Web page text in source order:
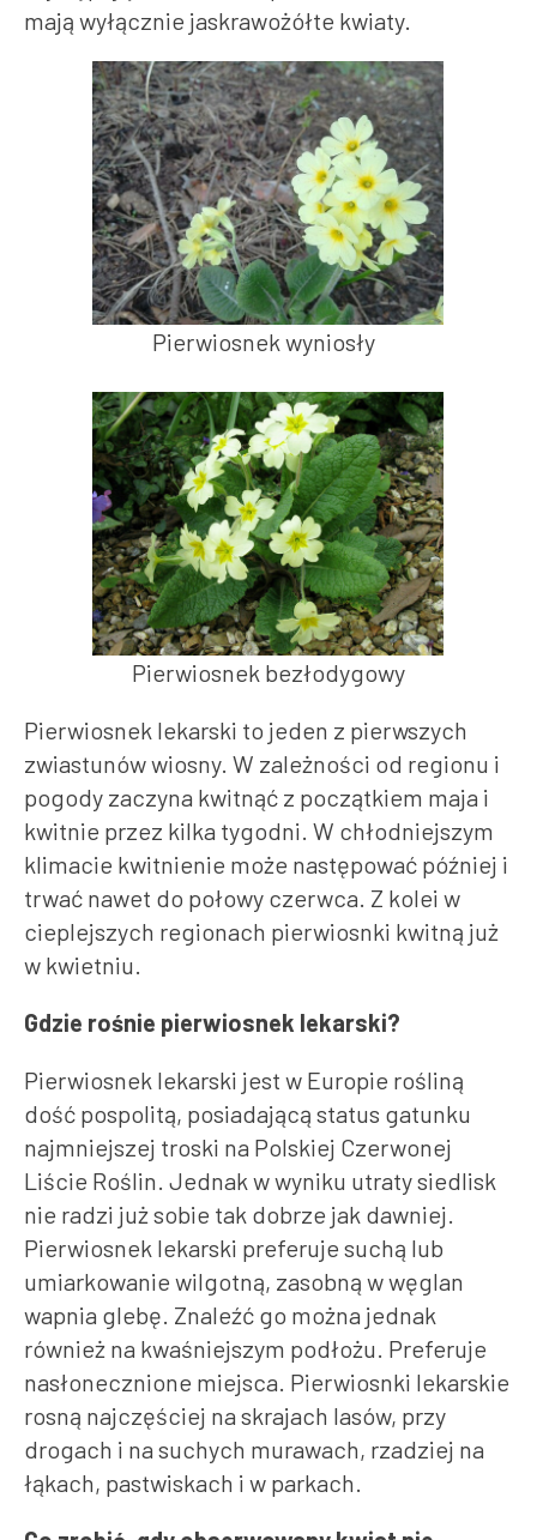
mają wyłącznie jaskrawożółte kwiaty.
Pierwiosnek wyniosły
Pierwiosnek bezłodygowy
Pierwiosnek lekarski to jeden z pierwszych
zwiastunów wiosny. W zależności od regionu i
pogody zaczyna kwitnąć z początkiem maja i
kwitnie przez kilka tygodni. W chłodniejszym
klimacie kwitnienie może następować później i
trwać nawet do połowy czerwca. Z kolei w
cieplejszych regionach pierwiosnki kwitną już
w kwietniu.
Gdzie rośnie pierwiosnek lekarski?
Pierwiosnek lekarski jest w Europie rośliną
dość pospolitą, posiadającą status gatunku
najmniejszej troski na Polskiej Czerwonej
Liście Roślin. Jednak w wyniku utraty siedlisk
nie radzi już sobie tak dobrze jak dawniej.
Pierwiosnek lekarski preferuje suchą lub
umiarkowanie wilgotną, zasobną w węglan
wapnia glebę. Znaleźć go można jednak
również na kwaśniejszym podłożu. Preferuje
nasłonecznione miejsca. Pierwiosnki lekarskie
rosną najczęściej na skrajach lasów, przy
drogach i na suchych murawach, rzadziej na
łąkach, pastwiskach i w parkach.